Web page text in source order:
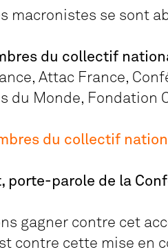
macronistes se sont
du collectif
Attac France,
du Monde, Fondation
du collectif
porte-parole de la
gagner contre cet
contre cette mise en